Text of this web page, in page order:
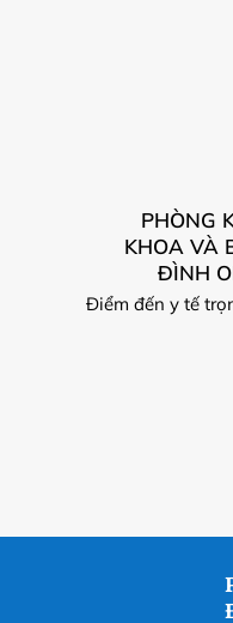
PHÒNG
KHOA VÀ
ĐÌNH
Điểm đến y tế